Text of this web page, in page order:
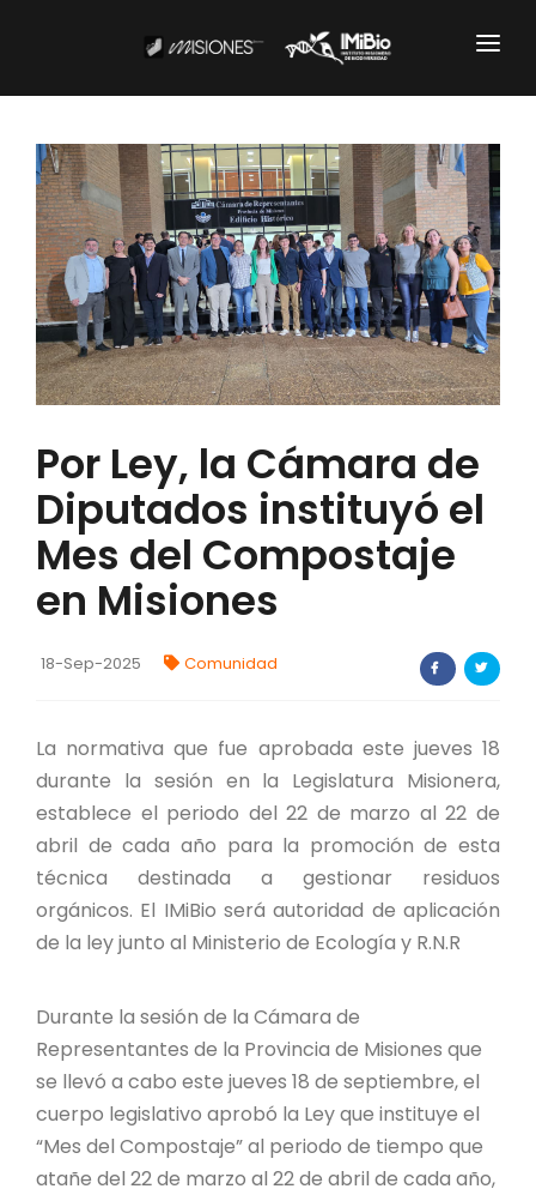
CARTOGRAFÍA
DOCUMENTOS INSTITUCIONALES
EL IMIBIO
NOTICIAS
Productos y Servicios
RESGUARDO DE COLECCIONES
BIOBANCO
FORTALECIMIENTO DE RECURSOS
ALIMENTICIOS
investigadores
FORMULARIO DE REGISTRO DE
INVESTIGADORES
AUTORIZACIONES
PROGRAMAS
PROYECTO ÁGUILAS DE MISIONES
MONUMENTOS NATURALES
Por Ley, la Cámara de
Diputados instituyó el
Mes del Compostaje
en Misiones
18-Sep-2025 Comunidad
La normativa que fue aprobada este jueves 18
durante la sesión en la Legislatura Misionera,
establece el periodo del 22 de marzo al 22 de
abril de cada año para la promoción de esta
técnica destinada a gestionar residuos
orgánicos. El IMiBio será autoridad de aplicación
de la ley junto al Ministerio de Ecología y R.N.R
Durante la sesión de la Cámara de
Representantes de la Provincia de Misiones que
se llevó a cabo este jueves 18 de septiembre, el
cuerpo legislativo aprobó la Ley que instituye el
“Mes del Compostaje” al periodo de tiempo que
atañe del 22 de marzo al 22 de abril de cada año,